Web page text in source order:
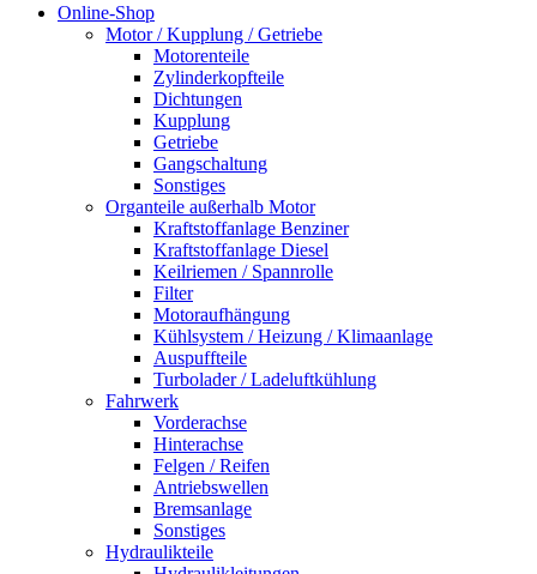
Online-Shop
Motor / Kupplung / Getriebe
Motorenteile
Zylinderkopfteile
Dichtungen
Kupplung
Getriebe
Gangschaltung
Sonstiges
Organteile außerhalb Motor
Kraftstoffanlage Benziner
Kraftstoffanlage Diesel
Keilriemen / Spannrolle
Filter
Motoraufhängung
Kühlsystem / Heizung / Klimaanlage
Auspuffteile
Turbolader / Ladeluftkühlung
Fahrwerk
Vorderachse
Hinterachse
Felgen / Reifen
Antriebswellen
Bremsanlage
Sonstiges
Hydraulikteile